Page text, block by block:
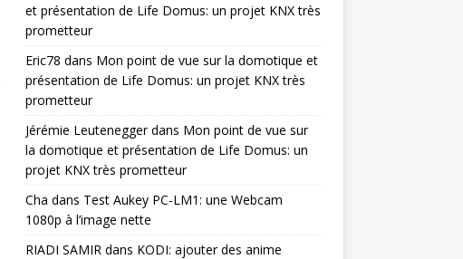
et présentation de Life Domus: un projet KNX très
prometteur
Eric78 dans Mon point de vue sur la domotique et
présentation de Life Domus: un projet KNX très
prometteur
Jérémie Leuteneggerdans Mon point de vue sur
la domotique et présentation de Life Domus: un
projet KNX très prometteur
Cha dans Test Aukey PC-LM1: une Webcam
1080p à l’image nette
RIADI SAMIR dans KODI: ajouter des anime